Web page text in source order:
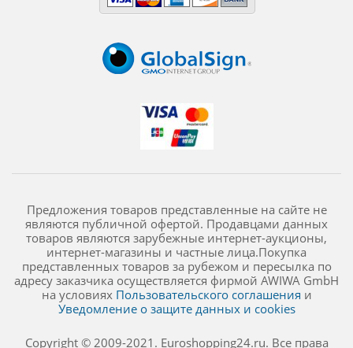
Предложения товаров представленные на сайте не
являются публичной офертой. Продавцами данных
товаров являются зарубежные интернет-аукционы,
интернет-магазины и частные лица.Покупка
представленных товаров за рубежом и пересылка по
адресу заказчика осуществляется фирмой AWIWA GmbH
на условиях Пользовательского соглашения и
Уведомление о защите данных и cookies
Copyright © 2009-2021. Euroshopping24.ru. Все права